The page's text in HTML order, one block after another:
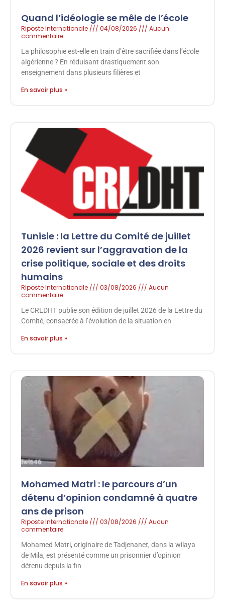
Quand l’idéologie se mêle de l’école
Riposte Internationale 04/08/2026
Aucun
commentaire
La philosophie est-elle en train d’être sacrifiée dans l’école
algérienne ? En réduisant drastiquement son
enseignement dans plusieurs filières et
En savoir plus »
Tunisie : la Lettre du Comité de juillet
2026 revient sur l’aggravation de la
crise politique, sociale et des droits
humains
Riposte Internationale 03/08/2026
Aucun
commentaire
Le CRLDHT publie son édition de juillet 2026 de la Lettre du
Comité, consacrée à l’évolution de la situation en
En savoir plus »
Mohamed Matri : le parcours d’un
détenu d’opinion condamné à quatre
ans de prison
Riposte Internationale 03/08/2026
Aucun
commentaire
Mohamed Matri, originaire de Tadjenanet, dans la wilaya
de Mila, est présenté comme un prisonnier d’opinion
détenu depuis la fin
En savoir plus »